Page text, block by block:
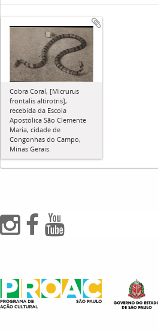
Cobra Coral, [Micrurus
frontalis altirotris],
recebida da Escola
Apostólica São Clemente
Maria, cidade de
Congonhas do Campo,
Minas Gerais.